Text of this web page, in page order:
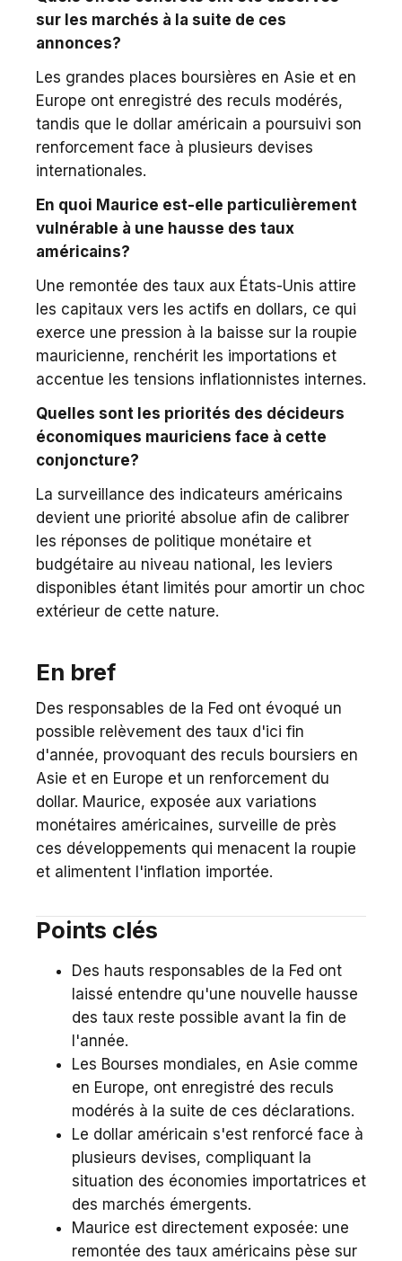
En bref
Des responsables de la Fed ont évoqué un
possible relèvement des taux d'ici fin
d'année, provoquant des reculs boursiers en
Asie et en Europe et un renforcement du
dollar. Maurice, exposée aux variations
monétaires américaines, surveille de près
ces développements qui menacent la roupie
et alimentent l'inflation importée.
Points clés
Des hauts responsables de la Fed ont
laissé entendre qu'une nouvelle hausse
des taux reste possible avant la fin de
l'année.
Les Bourses mondiales, en Asie comme
en Europe, ont enregistré des reculs
modérés à la suite de ces déclarations.
Le dollar américain s'est renforcé face à
plusieurs devises, compliquant la
situation des économies importatrices et
des marchés émergents.
Maurice est directement exposée: une
remontée des taux américains pèse sur
sur les marchés à la suite de ces
annonces?
Les grandes places boursières en Asie et en
Europe ont enregistré des reculs modérés,
tandis que le dollar américain a poursuivi son
renforcement face à plusieurs devises
internationales.
En quoi Maurice est-elle particulièrement
vulnérable à une hausse des taux
américains?
Une remontée des taux aux États-Unis attire
les capitaux vers les actifs en dollars, ce qui
exerce une pression à la baisse sur la roupie
mauricienne, renchérit les importations et
accentue les tensions inflationnistes internes.
Quelles sont les priorités des décideurs
économiques mauriciens face à cette
conjoncture?
La surveillance des indicateurs américains
devient une priorité absolue afin de calibrer
les réponses de politique monétaire et
budgétaire au niveau national, les leviers
disponibles étant limités pour amortir un choc
extérieur de cette nature.